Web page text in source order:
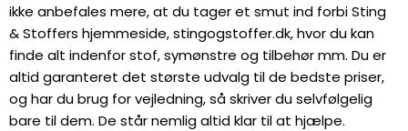
ikke anbefales mere, at du tager et smut ind forbi Sting
& Stoffers hjemmeside, stingogstoffer.dk, hvor du kan
finde alt indenfor stof, symønstre og tilbehør mm. Du er
altid garanteret det største udvalg til de bedste priser,
og har du brug for vejledning, så skriver du selvfølgelig
bare til dem. De står nemlig altid klar til at hjælpe.